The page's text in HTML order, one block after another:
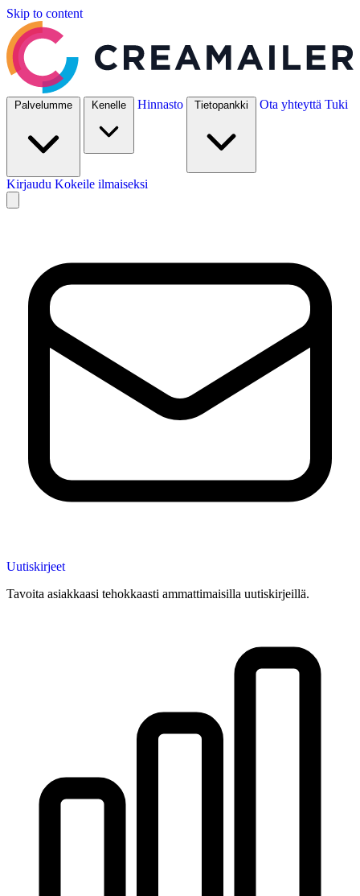
Skip to content
Palvelumme Kenelle Hinnasto Tietopankki Ota yhteyttä Tuki
Kirjaudu Kokeile ilmaiseksi
Uutiskirjeet
Tavoita asiakkaasi tehokkaasti ammattimaisilla uutiskirjeillä.